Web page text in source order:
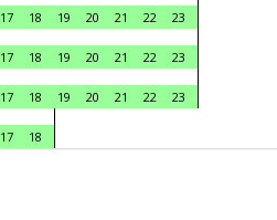
17 18 19 20 21 22
23
17 18 19 20 21 22
23
17 18 19 20 21 22
23
17 18